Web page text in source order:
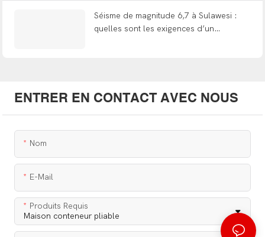
Séisme de magnitude 6,7 à Sulawesi :
quelles sont les exigences d’un
ENTRER EN CONTACT AVEC NOUS
Nom
E-Mail
Produits Requis